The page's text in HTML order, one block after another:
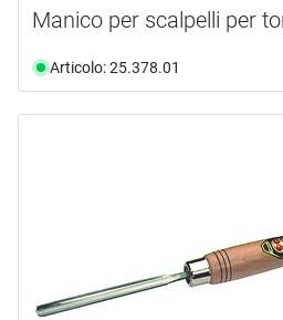
Manico per scalpelli per
Articolo: 25.378.01